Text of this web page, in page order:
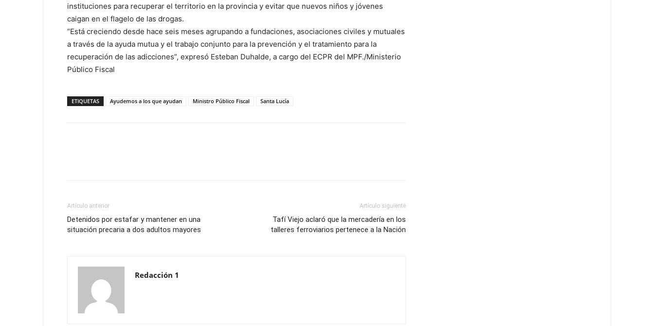
instituciones para recuperar el territorio en la provincia y evitar que nuevos niños y jóvenes
caigan en el flagelo de las drogas.
“Está creciendo desde hace seis meses agrupando a fundaciones, asociaciones civiles y mutuales
a través de la ayuda mutua y el trabajo conjunto para la prevención y el tratamiento para la
recuperación de las adicciones”, expresó Esteban Duhalde, a cargo del ECPR del MPF./Ministerio
Público Fiscal
ETIQUETAS Ayudemos a los que ayudan Ministro Público Fiscal Santa Lucía
Artículo anterior
Detenidos por estafar y mantener en una
situación precaria a dos adultos mayores
Artículo siguiente
Tafí Viejo aclaró que la mercadería en los
talleres ferroviarios pertenece a la Nación
Redacción 1